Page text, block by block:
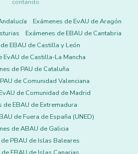
contando.
Exámenes de EvAU de Aragón
Exámenes de EBAU de Cantabria
EBAU de Castilla y León
EvAU de Castilla-La Mancha
de PAU de Cataluña
de Comunidad Valenciana
de Comunidad de Madrid
de EBAU de Extremadura
de Fuera de España (UNED)
de ABAU de Galicia
PBAU de Islas Baleares